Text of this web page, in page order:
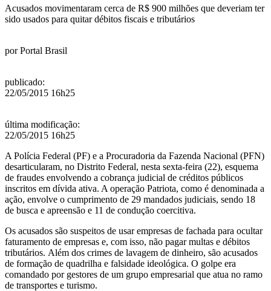
Federal
desarticula
Acusados movimentaram cerca de R$ 900 milhões que deveriam ter
sido usados para quitar débitos fiscais e tributários
porPortal Brasil
publicado:
22/05/2015 16h25
última modificação:
22/05/2015 16h25
A Polícia Federal (PF) e a Procuradoria da Fazenda Nacional (PFN)
desarticularam, no Distrito Federal, nesta sexta-feira (22), esquema
de fraudes envolvendo a cobrança judicial de créditos públicos
inscritos em dívida ativa. A operação Patriota, como é denominada a
ação, envolve o cumprimento de 29 mandados judiciais, sendo 18
de busca e apreensão e 11 de condução coercitiva.
Os acusados são suspeitos de usar empresas de fachada para ocultar
faturamento de empresas e, com isso, não pagar multas e débitos
tributários. Além dos crimes de lavagem de dinheiro, são acusados
de formação de quadrilha e falsidade ideológica. O golpe era
comandado por gestores de um grupo empresarial que atua no ramo
de transportes e turismo.